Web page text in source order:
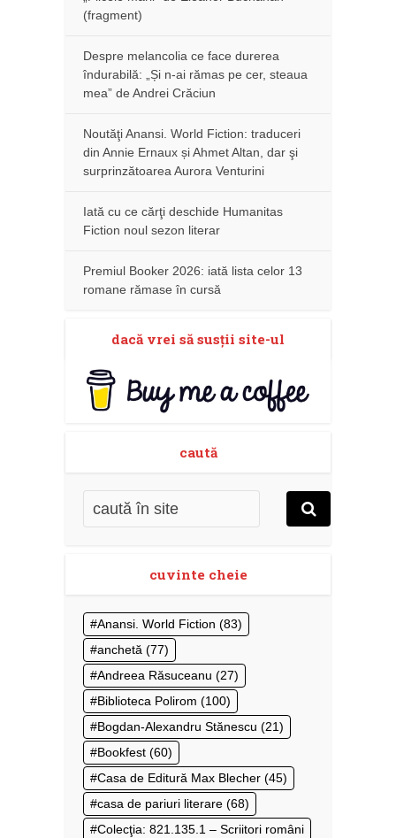
(fragment)
Despre melancolia ce face durerea
îndurabilă: „Și n-ai rămas pe cer, steaua
mea” de Andrei Crăciun
Noutăţi Anansi. World Fiction: traduceri
din Annie Ernaux și Ahmet Altan, dar şi
surprinzătoarea Aurora Venturini
Iată cu ce cărţi deschide Humanitas
Fiction noul sezon literar
Premiul Booker 2026: iată lista celor 13
romane rămase în cursă
dacă vrei să susţii site-ul
caută
cuvinte cheie
Anansi. World Fiction (83)
anchetă (77)
Andreea Răsuceanu (27)
Biblioteca Polirom (100)
Bogdan-Alexandru Stănescu (21)
Bookfest (60)
Casa de Editură Max Blecher (45)
casa de pariuri literare (68)
Colecţia: 821.135.1 – Scriitori români